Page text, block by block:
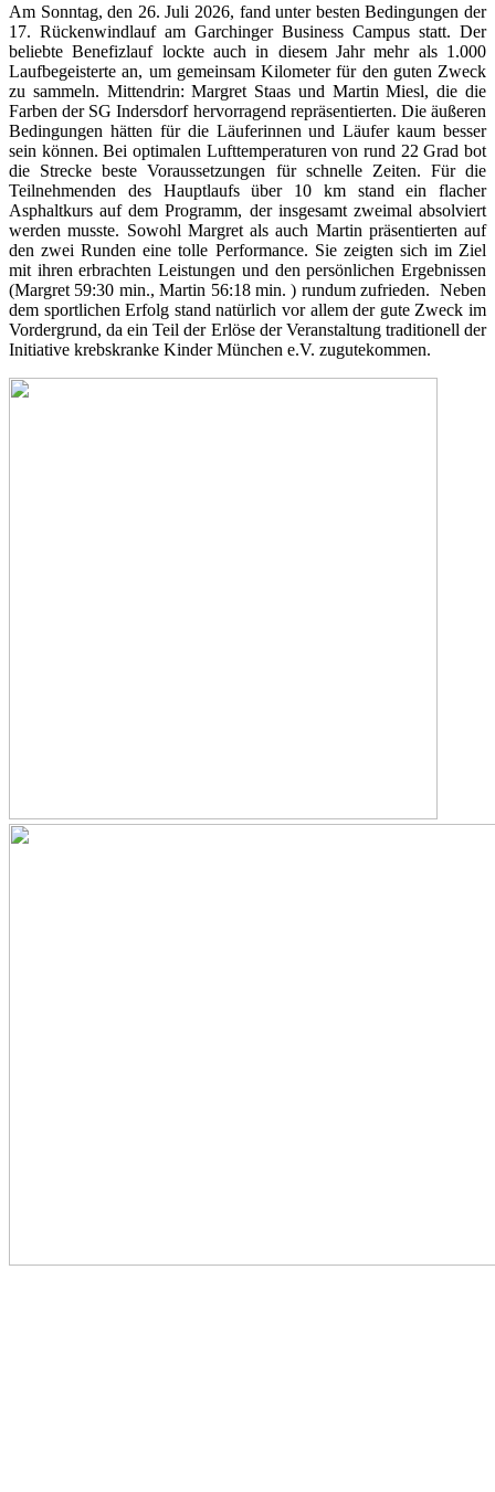
Am Sonntag, den 26. Juli 2026, fand unter besten Bedingungen der
17. Rückenwindlauf am Garchinger Business Campus statt. Der
beliebte Benefizlauf lockte auch in diesem Jahr mehr als 1.000
Laufbegeisterte an, um gemeinsam Kilometer für den guten Zweck
zu sammeln. Mittendrin: Margret Staas und Martin Miesl, die die
Farben der SG Indersdorf hervorragend repräsentierten. Die äußeren
Bedingungen hätten für die Läuferinnen und Läufer kaum besser
sein können. Bei optimalen Lufttemperaturen von rund 22 Grad bot
die Strecke beste Voraussetzungen für schnelle Zeiten. Für die
Teilnehmenden des Hauptlaufs über 10 km stand ein flacher
Asphaltkurs auf dem Programm, der insgesamt zweimal absolviert
werden musste. Sowohl Margret als auch Martin präsentierten auf
den zwei Runden eine tolle Performance. Sie zeigten sich im Ziel
mit ihren erbrachten Leistungen und den persönlichen Ergebnissen
(Margret 59:30 min., Martin 56:18 min. ) rundum zufrieden. Neben
dem sportlichen Erfolg stand natürlich vor allem der gute Zweck im
Vordergrund, da ein Teil der Erlöse der Veranstaltung traditionell der
Initiative krebskranke Kinder München e.V. zugutekommen.